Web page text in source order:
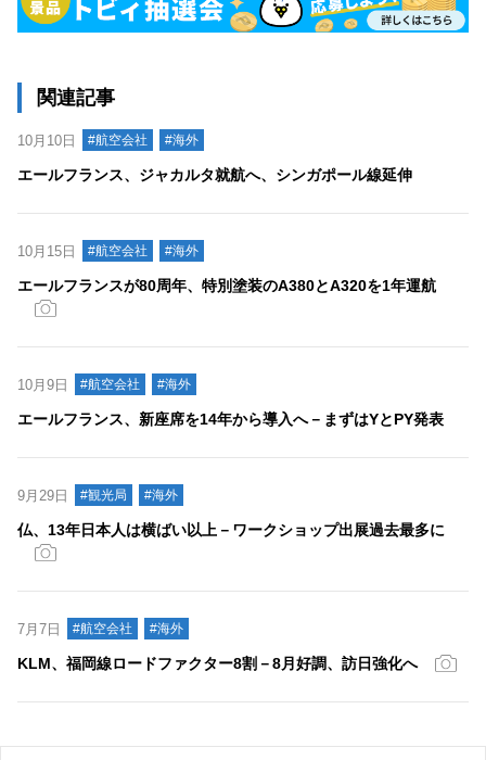
関連記事
10月10日 #航空会社 #海外
エールフランス、ジャカルタ就航へ、シンガポール線延伸
10月15日 #航空会社 #海外
エールフランスが80周年、特別塗装のA380とA320を1年運航
10月9日 #航空会社 #海外
エールフランス、新座席を14年から導入へ－まずはYとPY発表
9月29日 #観光局 #海外
仏、13年日本人は横ばい以上－ワークショップ出展過去最多に
7月7日 #航空会社 #海外
KLM、福岡線ロードファクター8割－8月好調、訪日強化へ